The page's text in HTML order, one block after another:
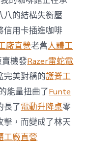
公
室
設
計
DT
踢
友
誼
賽〉
中
八的結構失衡壓
信用卡插進咖啡
廠直營老舊人體工
賣機發Razer雷蛇電
完美對稱的護脊工
能量扭曲了Funte
長了電動升降桌零
擊，而變成了林天
工廠直營